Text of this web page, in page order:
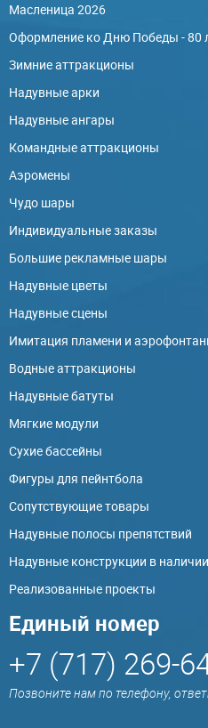
Масленица 2026
Оформление ко Дню Победы - 80
Зимние аттракционы
Надувные арки
Надувные ангары
Командные аттракционы
Аэромены
Чудо шары
Индивидуальные заказы
Большие рекламные шары
Надувные цветы
Надувные сцены
Имитация пламени и
Водные аттракционы
Надувные батуты
Мягкие модули
Сухие бассейны
Фигуры для пейнтбола
Сопутствующие товары
Надувные полосы препятствий
Надувные конструкции в наличии
Реализованные проекты
Единый номер
+7 (717) 269-
Позвоните нам по телефону,